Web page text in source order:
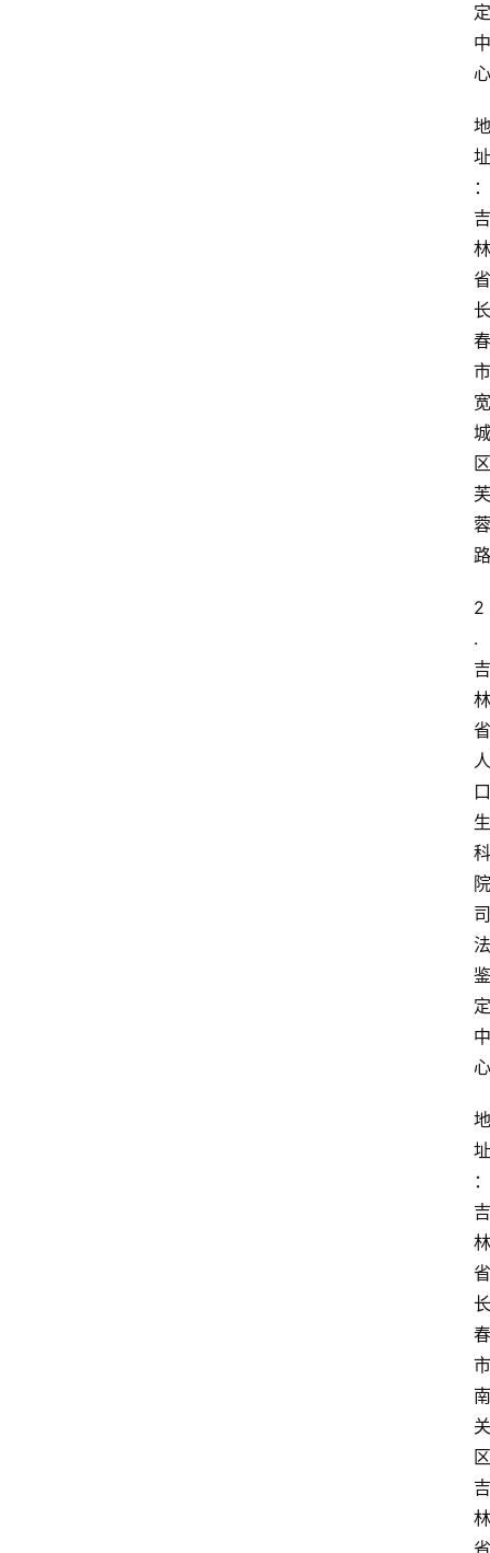
定
中
心
地
址
：
吉
林
省
长
春
市
宽
城
区
芙
蓉
路
2
.
吉
林
省
人
口
生
科
院
司
法
鉴
定
中
心
地
址
：
吉
林
省
长
春
市
南
关
区
吉
林
省